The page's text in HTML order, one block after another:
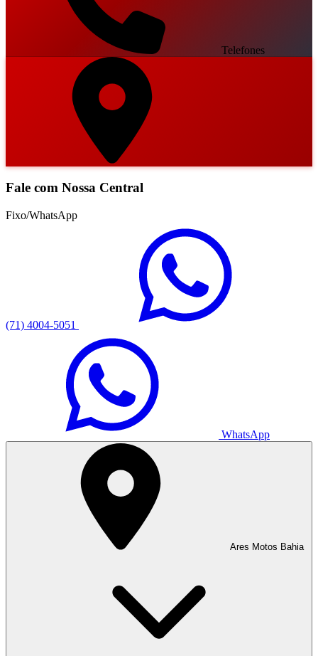
Telefones
Fale com Nossa Central
Fixo/WhatsApp
(71) 4004-5051
WhatsApp
Ares Motos Bahia